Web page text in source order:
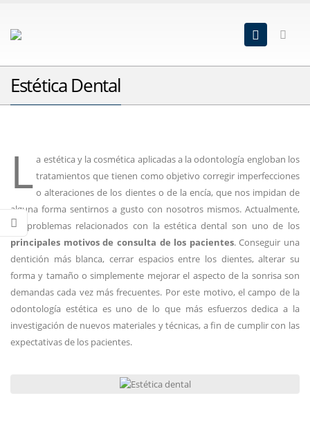
Estética Dental
L a estética y la cosmética aplicadas a la odontología engloban los
tratamientos que tienen como objetivo corregir imperfecciones
o alteraciones de los dientes o de la encía, que nos impidan de
alguna forma sentirnos a gusto con nosotros mismos. Actualmente,
los problemas relacionados con la estética dental son uno de los
principales motivos de consulta de los pacientes. Conseguir una
dentición más blanca, cerrar espacios entre los dientes, alterar su
forma y tamaño o simplemente mejorar el aspecto de la sonrisa son
demandas cada vez más frecuentes. Por este motivo, el campo de la
odontología estética es uno de lo que más esfuerzos dedica a la
investigación de nuevos materiales y técnicas, a fin de cumplir con las
expectativas de los pacientes.